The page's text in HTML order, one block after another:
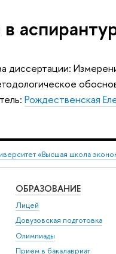
диссертации:
Рождественская
«Высшая школа
ОБРАЗОВАНИЕ
Лицей
Довузовская подготовка
Олимпиады
Прием в бакалавриат